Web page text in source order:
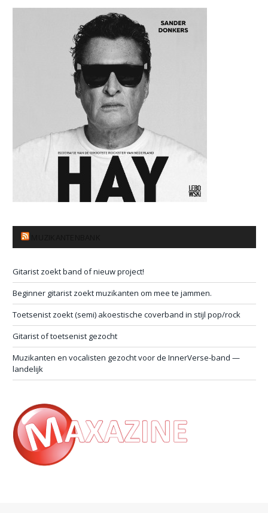
Gitarist zoekt band of nieuw project!
Beginner gitarist zoekt muzikanten om mee te jammen.
Toetsenist zoekt (semi) akoestische coverband in stijl pop/rock
Gitarist of toetsenist gezocht
Muzikanten en vocalisten gezocht voor de InnerVerse-band —
landelijk